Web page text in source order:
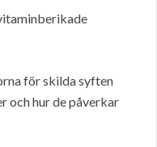
för skilda syften
och hur de påverkar